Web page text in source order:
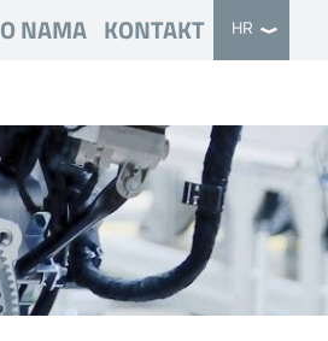
O NAMA KONTAKT HR